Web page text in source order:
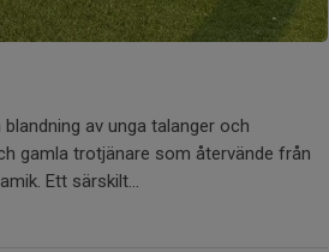
av unga talanger och
gamla trotjänare som återvände från
Ett särskilt...